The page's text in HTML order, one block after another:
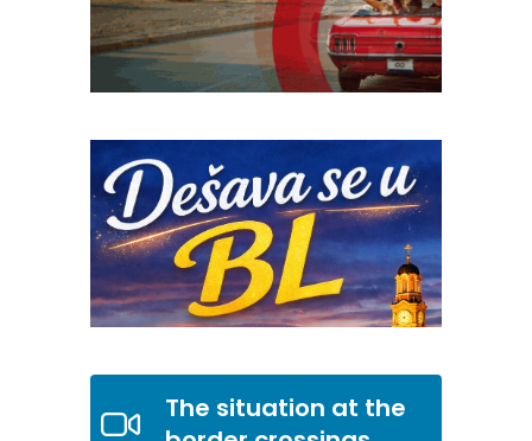
The situation at the